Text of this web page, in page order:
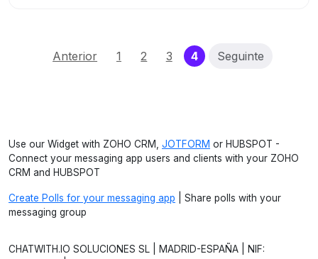
Anterior 1 2 3 4(current)
Seguinte
Use our Widget with ZOHO CRM, JOTFORM or HUBSPOT -
Connect your messaging app users and clients with your ZOHO
CRM and HUBSPOT
Create Polls for your messaging app | Share polls with your
messaging group
CHATWITH.IO SOLUCIONES SL | MADRID-ESPAÑA | NIF: